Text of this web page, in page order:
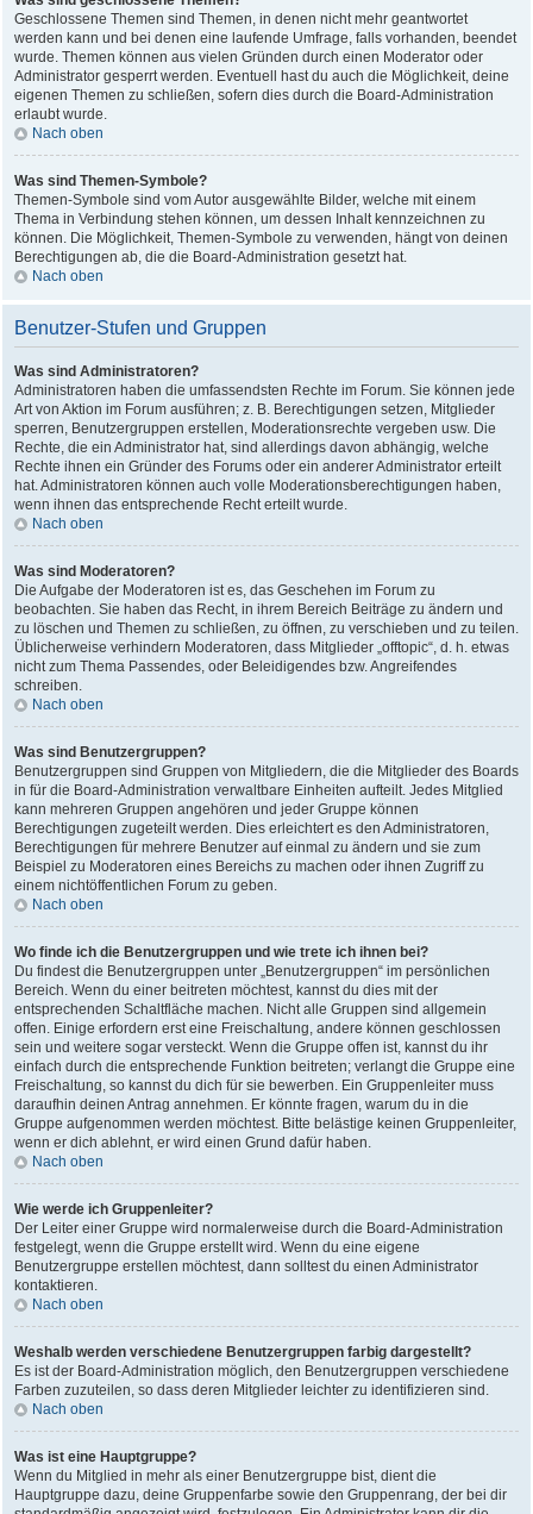
Geschlossene Themen sind Themen, in denen nicht mehr geantwortet
werden kann und bei denen eine laufende Umfrage, falls vorhanden, beendet
wurde. Themen können aus vielen Gründen durch einen Moderator oder
Administrator gesperrt werden. Eventuell hast du auch die Möglichkeit, deine
eigenen Themen zu schließen, sofern dies durch die Board-Administration
erlaubt wurde.
Nach oben
Was sind Themen-Symbole?
Themen-Symbole sind vom Autor ausgewählte Bilder, welche mit einem
Thema in Verbindung stehen können, um dessen Inhalt kennzeichnen zu
können. Die Möglichkeit, Themen-Symbole zu verwenden, hängt von deinen
Berechtigungen ab, die die Board-Administration gesetzt hat.
Nach oben
Benutzer-Stufen und Gruppen
Was sind Administratoren?
Administratoren haben die umfassendsten Rechte im Forum. Sie können jede
Art von Aktion im Forum ausführen; z. B. Berechtigungen setzen, Mitglieder
sperren, Benutzergruppen erstellen, Moderationsrechte vergeben usw. Die
Rechte, die ein Administrator hat, sind allerdings davon abhängig, welche
Rechte ihnen ein Gründer des Forums oder ein anderer Administrator erteilt
hat. Administratoren können auch volle Moderationsberechtigungen haben,
wenn ihnen das entsprechende Recht erteilt wurde.
Nach oben
Was sind Moderatoren?
Die Aufgabe der Moderatoren ist es, das Geschehen im Forum zu
beobachten. Sie haben das Recht, in ihrem Bereich Beiträge zu ändern und
zu löschen und Themen zu schließen, zu öffnen, zu verschieben und zu teilen.
Üblicherweise verhindern Moderatoren, dass Mitglieder „offtopic“, d. h. etwas
nicht zum Thema Passendes, oder Beleidigendes bzw. Angreifendes
schreiben.
Nach oben
Was sind Benutzergruppen?
Benutzergruppen sind Gruppen von Mitgliedern, die die Mitglieder des Boards
in für die Board-Administration verwaltbare Einheiten aufteilt. Jedes Mitglied
kann mehreren Gruppen angehören und jeder Gruppe können
Berechtigungen zugeteilt werden. Dies erleichtert es den Administratoren,
Berechtigungen für mehrere Benutzer auf einmal zu ändern und sie zum
Beispiel zu Moderatoren eines Bereichs zu machen oder ihnen Zugriff zu
einem nichtöffentlichen Forum zu geben.
Nach oben
Wo finde ich die Benutzergruppen und wie trete ich ihnen bei?
Du findest die Benutzergruppen unter „Benutzergruppen“ im persönlichen
Bereich. Wenn du einer beitreten möchtest, kannst du dies mit der
entsprechenden Schaltfläche machen. Nicht alle Gruppen sind allgemein
offen. Einige erfordern erst eine Freischaltung, andere können geschlossen
sein und weitere sogar versteckt. Wenn die Gruppe offen ist, kannst du ihr
einfach durch die entsprechende Funktion beitreten; verlangt die Gruppe eine
Freischaltung, so kannst du dich für sie bewerben. Ein Gruppenleiter muss
daraufhin deinen Antrag annehmen. Er könnte fragen, warum du in die
Gruppe aufgenommen werden möchtest. Bitte belästige keinen Gruppenleiter,
wenn er dich ablehnt, er wird einen Grund dafür haben.
Nach oben
Wie werde ich Gruppenleiter?
Der Leiter einer Gruppe wird normalerweise durch die Board-Administration
festgelegt, wenn die Gruppe erstellt wird. Wenn du eine eigene
Benutzergruppe erstellen möchtest, dann solltest du einen Administrator
kontaktieren.
Nach oben
Weshalb werden verschiedene Benutzergruppen farbig dargestellt?
Es ist der Board-Administration möglich, den Benutzergruppen verschiedene
Farben zuzuteilen, so dass deren Mitglieder leichter zu identifizieren sind.
Nach oben
Was ist eine Hauptgruppe?
Wenn du Mitglied in mehr als einer Benutzergruppe bist, dient die
Hauptgruppe dazu, deine Gruppenfarbe sowie den Gruppenrang, der bei dir